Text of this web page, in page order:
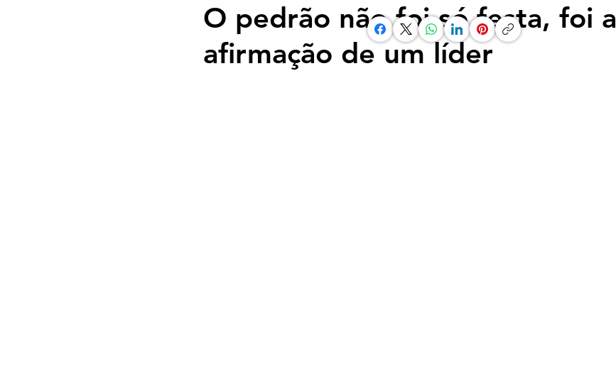
O pedrão não foi só festa, foi a
afirmação de um líder